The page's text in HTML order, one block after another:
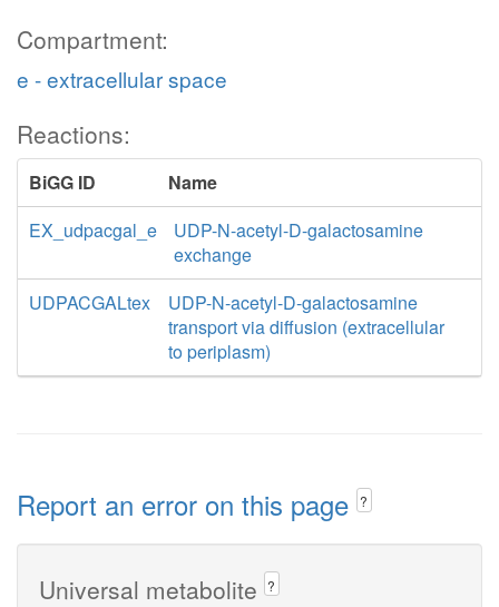
Compartment:
e - extracellular space
Reactions:
BiGG ID
Name
EX_udpacgal_e
UDP-N-acetyl-D-galactosamine
exchange
UDPACGALtex
UDP-N-acetyl-D-galactosamine
transport via diffusion (extracellular
to periplasm)
Report an error on this page ?
Universal metabolite ?